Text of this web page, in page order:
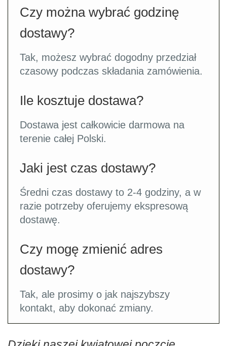
Czy można wybrać godzinę
dostawy?
Tak, możesz wybrać dogodny przedział
czasowy podczas składania zamówienia.
Ile kosztuje dostawa?
Dostawa jest całkowicie darmowa na
terenie całej Polski.
Jaki jest czas dostawy?
Średni czas dostawy to 2-4 godziny, a w
razie potrzeby oferujemy ekspresową
dostawę.
Czy mogę zmienić adres
dostawy?
Tak, ale prosimy o jak najszybszy
kontakt, aby dokonać zmiany.